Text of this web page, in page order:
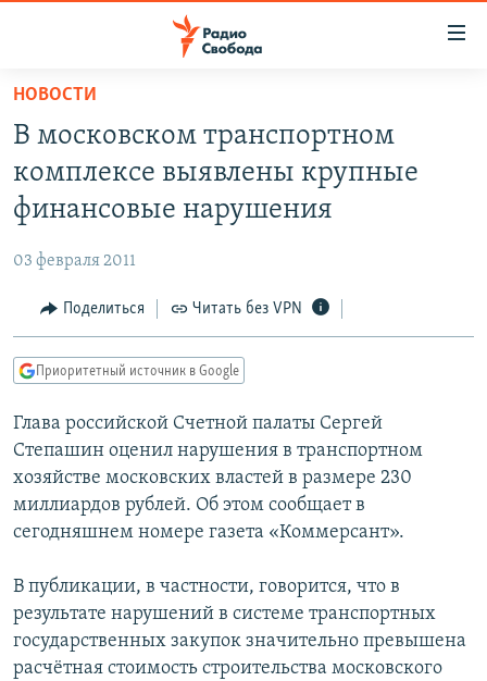
упрощенного
доступа
основному
Вернутся
Вернутся
поиску
АВТОРСКИЕ ПРОЕКТЫ
МНЕНИЯ
КУЛЬТУРА
КАВКАЗ.РЕАЛИИ
СЕВЕР.РЕАЛИИ
СИБИРЬ.РЕАЛИИ
РАСПИСАНИЕ ВЕЩАНИЯ
ПОДПИШИТЕСЬ НА РАССЫЛКУ
НОВОСТИ
В московском транспортном
комплексе выявлены крупные
финансовые нарушения
03 февраля 2011
Поделиться Читать без VPN
Приоритетный источник в Google
Глава российской Счетной палаты Сергей
Степашин оценил нарушения в транспортном
хозяйстве московских властей в размере 230
миллиардов рублей. Об этом сообщает в
сегодняшнем номере газета «Коммерсант».
В публикации, в частности, говорится, что в
результате нарушений в системе транспортных
государственных закупок значительно превышена
расчётная стоимость строительства московского